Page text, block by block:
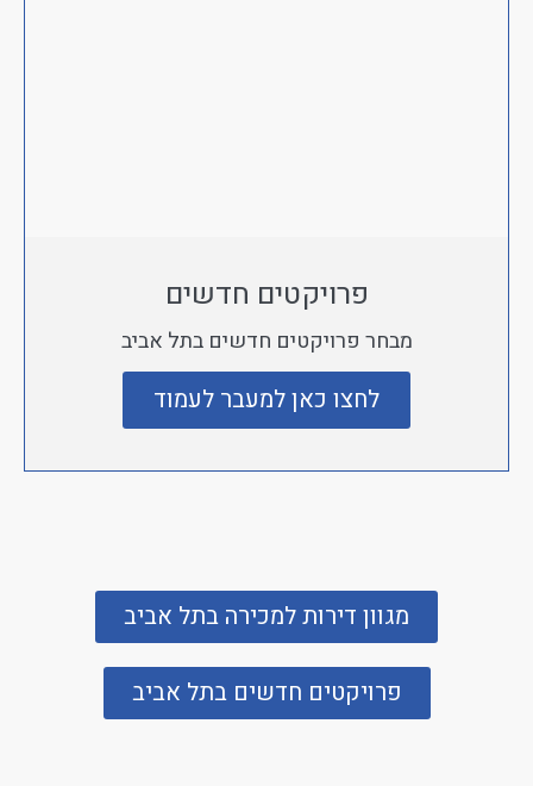
פרויקטים חדשים
מבחר פרויקטים חדשים בתל אביב
לחצו כאן למעבר לעמוד
מגוון דירות למכירה בתל אביב
פרויקטים חדשים בתל אביב